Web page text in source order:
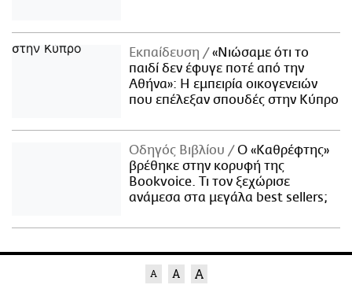
Εκπαίδευση
«Νιώσαμε ότι το
παιδί δεν έφυγε ποτέ από την
Αθήνα»: Η εμπειρία οικογενειών
που επέλεξαν σπουδές στην Κύπρο
Οδηγός Βιβλίου
Ο «Καθρέφτης»
βρέθηκε στην κορυφή της
Bookvoice. Τι τον ξεχώρισε
ανάμεσα στα μεγάλα best sellers;